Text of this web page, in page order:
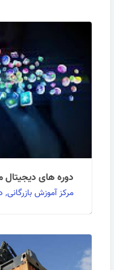
دوره های دیجیتال
مرکز آموزش بازرگانی,
به گزارش روابط
دیجیتالی یا